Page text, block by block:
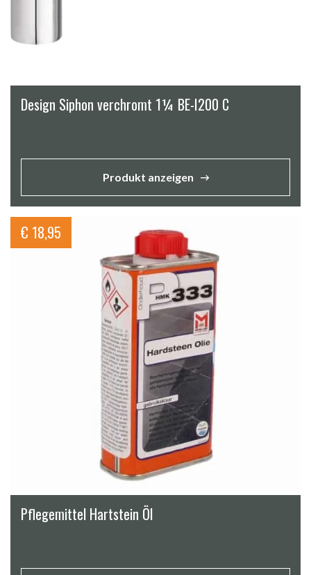
Design Siphon verchromt 1¼ BE-I200 C
Produkt anzeigen
€ 18,95
Pflegemittel Hartstein Öl